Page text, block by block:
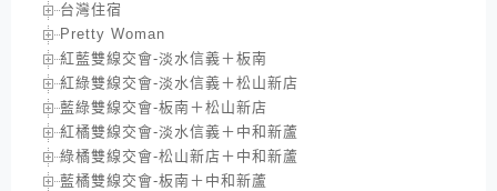
台灣住宿
Pretty Woman
紅藍雙線交會-淡水信義＋板南
紅綠雙線交會-淡水信義＋松山新店
藍綠雙線交會-板南＋松山新店
紅橘雙線交會-淡水信義＋中和新蘆
綠橘雙線交會-松山新店＋中和新蘆
藍橘雙線交會-板南＋中和新蘆